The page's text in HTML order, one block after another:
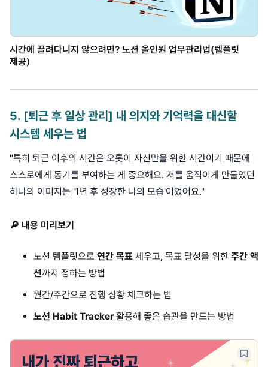
시간에 끌려다니지 않으려면? 노션 올인원 업무관리법(템플릿
제공)
5. [퇴근 후 일상 관리] 내 의지와 기억력을 대신할
시스템 세우는 법
"특히 퇴근 이후의 시간은 오롯이 자신만을 위한 시간이기 때문에
스스로에게 동기를 부여하는 게 중요해요. 저를 움직이게 만들었던
하나의 이미지는 '1년 후 성장한 나의 모습'이었어요."
🔎 내용 미리보기
노션 템플릿으로 연간 목표 세우고, 목표 달성을 위한 주간 액
션까지 정하는 방법
월간/주간으로 진행 상황 체크하는 법
노션 Habit Tracker 활용해 좋은 습관을 만드는 방법